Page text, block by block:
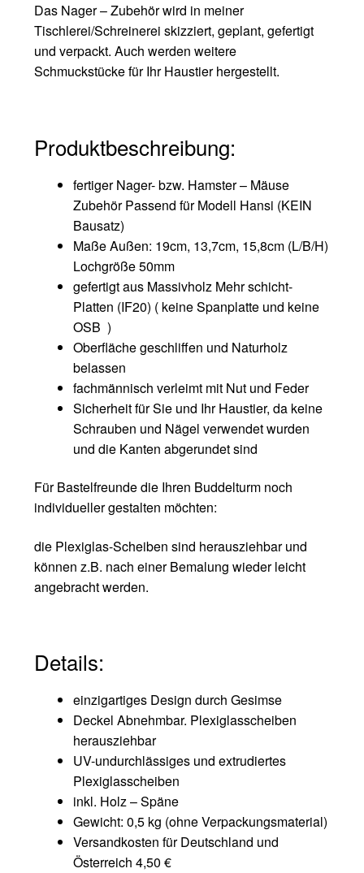
Das Nager – Zubehör wird in meiner
Tischlerei/Schreinerei skizziert, geplant, gefertigt
und verpackt. Auch werden weitere
Schmuckstücke für Ihr Haustier hergestellt.
Produktbeschreibung:
fertiger Nager- bzw. Hamster – Mäuse
Zubehör Passend für Modell Hansi (KEIN
Bausatz)
Maße Außen: 19cm, 13,7cm, 15,8cm (L/B/H)
Lochgröße 50mm
gefertigt aus Massivholz Mehr schicht-
Platten (IF20) ( keine Spanplatte und keine
OSB )
Oberfläche geschliffen und Naturholz
belassen
fachmännisch verleimt mit Nut und Feder
Sicherheit für Sie und Ihr Haustier, da keine
Schrauben und Nägel verwendet wurden
und die Kanten abgerundet sind
Für Bastelfreunde die Ihren Buddelturm noch
individueller gestalten möchten:
die Plexiglas-Scheiben sind herausziehbar und
können z.B. nach einer Bemalung wieder leicht
angebracht werden.
Details:
einzigartiges Design durch Gesimse
Deckel Abnehmbar. Plexiglasscheiben
herausziehbar
UV-undurchlässiges und extrudiertes
Plexiglasscheiben
inkl. Holz – Späne
Gewicht: 0,5 kg (ohne Verpackungsmaterial)
Versandkosten für Deutschland und
Österreich 4,50 €